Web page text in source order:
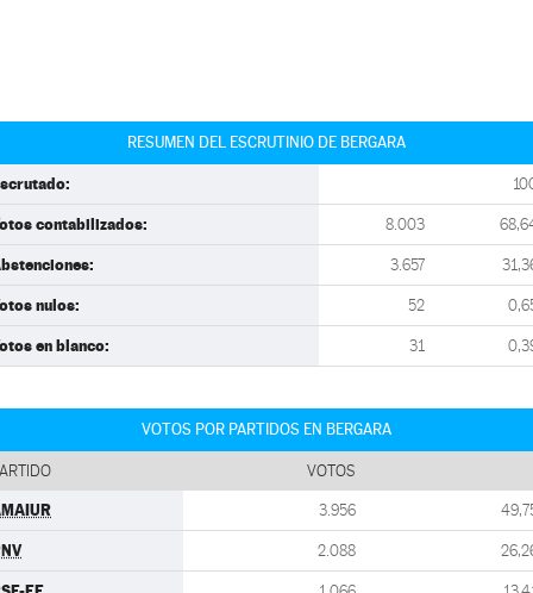
RESUMEN DEL ESCRUTINIO DE BERGARA
contabilizados: 8.003
3.657
nulos: 52
en blanco: 31
VOTOS POR PARTIDOS EN BERGARA
VOTOS
3.956
2.088